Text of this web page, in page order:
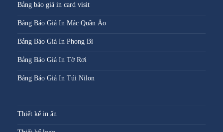
Bảng báo giá in card visit
Bảng Báo Giá In Mác Quần Áo
Bảng Báo Giá In Phong Bì
Bảng Báo Giá In Tờ Rơi
Bảng Báo Giá In Túi Nilon
Thiết kế in ấn